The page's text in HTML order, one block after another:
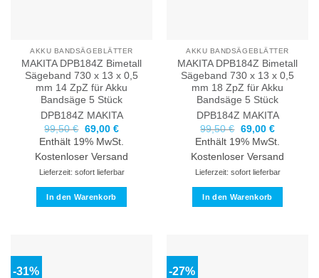
AKKU BANDSÄGEBLÄTTER
MAKITA DPB184Z Bimetall
Sägeband 730 x 13 x 0,5
mm 14 ZpZ für Akku
Bandsäge 5 Stück
DPB184Z MAKITA
99,50€ Ursprünglicher
Preis
war:
99,50 €
69,00 €Aktueller
Preis
ist:
69,00 €.
Enthält 19% MwSt.
Kostenloser Versand
Lieferzeit: sofort lieferbar
In den Warenkorb
AKKU BANDSÄGEBLÄTTER
MAKITA DPB184Z Bimetall
Sägeband 730 x 13 x 0,5
mm 18 ZpZ für Akku
Bandsäge 5 Stück
DPB184Z MAKITA
99,50€ Ursprünglicher
Preis
war:
99,50 €
69,00 €Aktueller
Preis
ist:
69,00 €.
Enthält 19% MwSt.
Kostenloser Versand
Lieferzeit: sofort lieferbar
In den Warenkorb
-31% -27%